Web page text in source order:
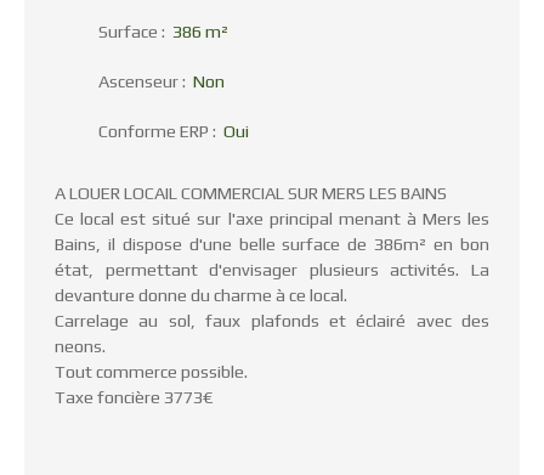
Surface : 386 m²
Ascenseur: Non
Conforme ERP : Oui
A LOUER LOCAIL COMMERCIAL SUR MERS LES BAINS
Ce local est situé sur l'axe principal menant à Mers les
Bains, il dispose d'une belle surface de 386m² en bon
état, permettant d'envisager plusieurs activités. La
devanture donne du charme à ce local.
Carrelage au sol, faux plafonds et éclairé avec des
neons.
Tout commerce possible.
Taxe foncière 3773€